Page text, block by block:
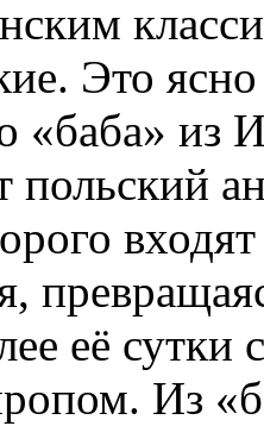
Это
«баба» из
польский
её
Из